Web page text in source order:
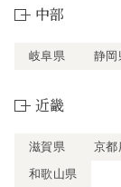
中部
岐阜県 静岡
近畿
滋賀県 京都
和歌山県